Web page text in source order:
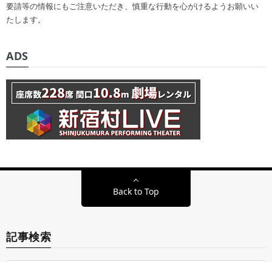
要請等の情報にもご注意いただき、慎重な行動を心がけるようお願いい
たします。
ADS
Back to Top
記事検索